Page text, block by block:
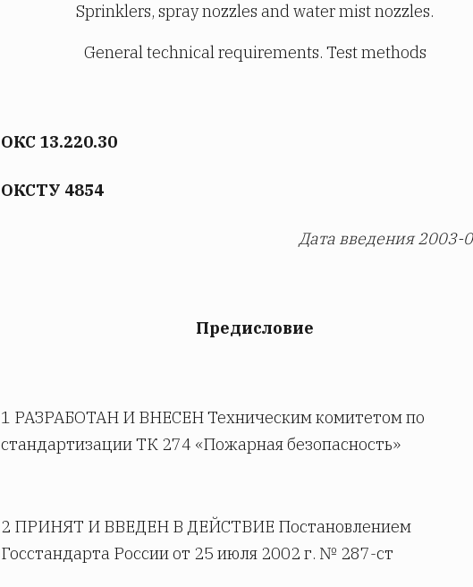
Sprinklers, spray nozzles and water mist nozzles.
General technical requirements. Test methods
ОКС 13.220.30
ОКСТУ 4854
Дата введения 2003-
Предисловие
1 РАЗРАБОТАН И ВНЕСЕН Техническим комитетом по
стандартизации ТК 274 «Пожарная безопасность»
2 ПРИНЯТ И ВВЕДЕН В ДЕЙСТВИЕ Постановлением
Госстандарта России от 25 июля 2002 г. № 287-ст